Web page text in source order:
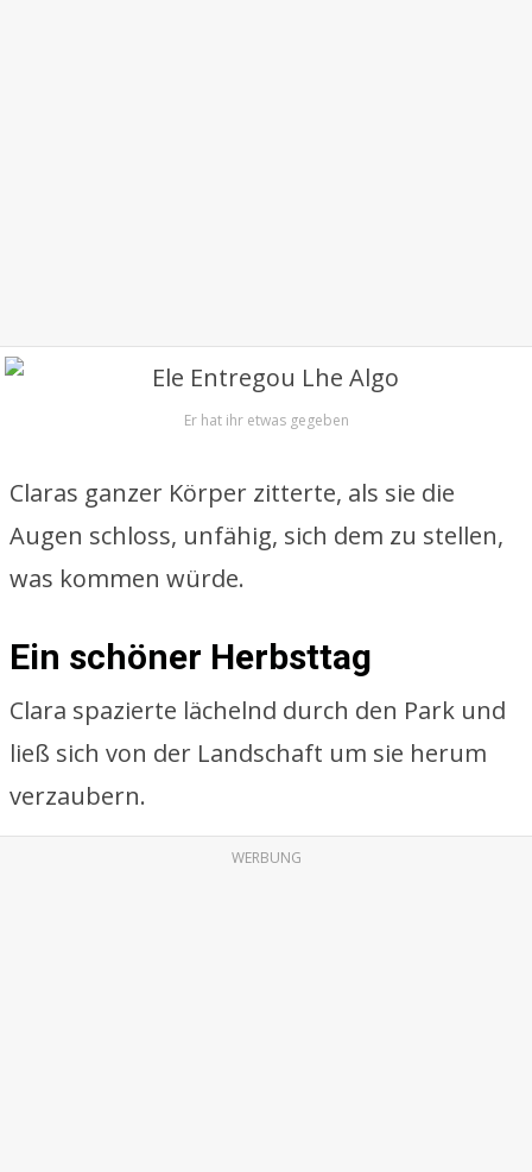
Er hat ihr etwas gegeben
Claras ganzer Körper zitterte, als sie die
Augen schloss, unfähig, sich dem zu stellen,
was kommen würde.
Ein schöner Herbsttag
Clara spazierte lächelnd durch den Park und
ließ sich von der Landschaft um sie herum
verzaubern.
WERBUNG